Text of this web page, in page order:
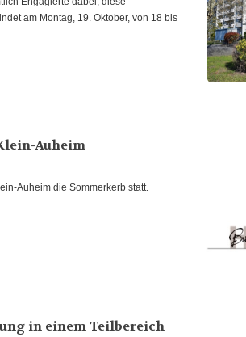
am Montag, 19. Oktober, von 18 bis
Auheim
Auheim die Sommerkerb statt.
in einem Teilbereich